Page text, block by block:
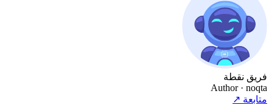
فريق نقطة
Author · noqta
متابعة↗